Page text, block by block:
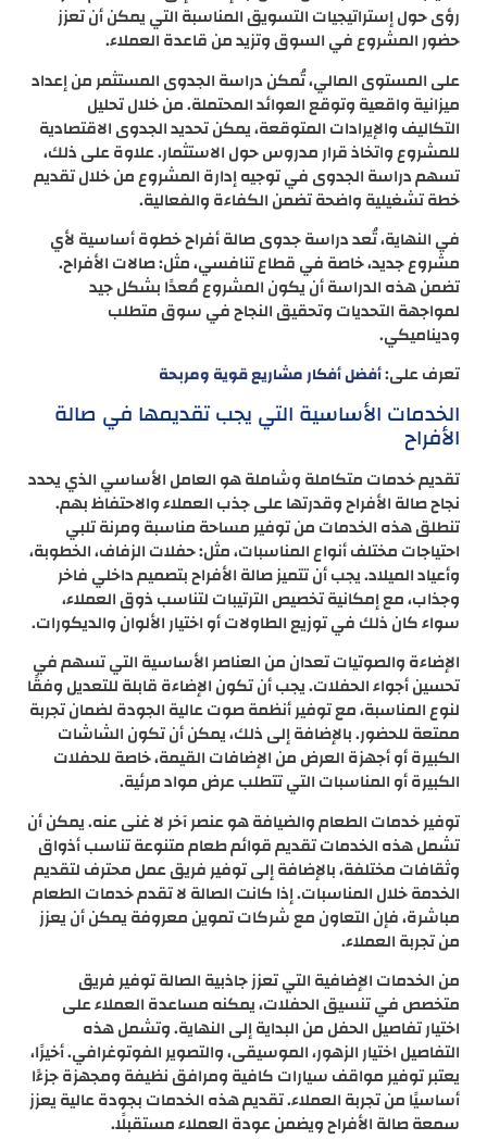
رؤى حول إستراتيجيات التسويق المناسبة التي يمكن أن تعزز
حضور المشروع في السوق وتزيد من قاعدة العملاء.
على المستوى المالي، تُمكن دراسة الجدوى المستثمر من إعداد
ميزانية واقعية وتوقع العوائد المحتملة. من خلال تحليل
التكاليف والإيرادات المتوقعة، يمكن تحديد الجدوى الاقتصادية
للمشروع واتخاذ قرار مدروس حول الاستثمار. علاوة على ذلك،
تسهم دراسة الجدوى في توجيه إدارة المشروع من خلال تقديم
خطة تشغيلية واضحة تضمن الكفاءة والفعالية.
في النهاية، تُعد دراسة جدوى صالة أفراح خطوة أساسية لأي
مشروع جديد، خاصة في قطاع تنافسي، مثل: صالات الأفراح.
تضمن هذه الدراسة أن يكون المشروع مُعدًا بشكل جيد
لمواجهة التحديات وتحقيق النجاح في سوق متطلب
وديناميكي.
تعرف على:أفضل أفكار مشاريع قوية ومربحة
الخدمات الأساسية التي يجب تقديمها في صالة
الأفراح
تقديم خدمات متكاملة وشاملة هو العامل الأساسي الذي يحدد
نجاح صالة الأفراح وقدرتها على جذب العملاء والاحتفاظ بهم.
تنطلق هذه الخدمات من توفير مساحة مناسبة ومرنة تلبي
احتياجات مختلف أنواع المناسبات، مثل: حفلات الزفاف، الخطوبة،
وأعياد الميلاد. يجب أن تتميز صالة الأفراح بتصميم داخلي فاخر
وجذاب، مع إمكانية تخصيص الترتيبات لتناسب ذوق العملاء،
سواء كان ذلك في توزيع الطاولات أو اختيار الألوان والديكورات.
الإضاءة والصوتيات تعدان من العناصر الأساسية التي تسهم في
تحسين أجواء الحفلات. يجب أن تكون الإضاءة قابلة للتعديل وفقًا
لنوع المناسبة، مع توفير أنظمة صوت عالية الجودة لضمان تجربة
ممتعة للحضور. بالإضافة إلى ذلك، يمكن أن تكون الشاشات
الكبيرة أو أجهزة العرض من الإضافات القيمة، خاصة للحفلات
الكبيرة أو المناسبات التي تتطلب عرض مواد مرئية.
توفير خدمات الطعام والضيافة هو عنصر آخر لا غنى عنه. يمكن أن
تشمل هذه الخدمات تقديم قوائم طعام متنوعة تناسب أذواق
وثقافات مختلفة، بالإضافة إلى توفير فريق عمل محترف لتقديم
الخدمة خلال المناسبات. إذا كانت الصالة لا تقدم خدمات الطعام
مباشرة، فإن التعاون مع شركات تموين معروفة يمكن أن يعزز
من تجربة العملاء.
من الخدمات الإضافية التي تعزز جاذبية الصالة توفير فريق
متخصص في تنسيق الحفلات، يمكنه مساعدة العملاء على
اختيار تفاصيل الحفل من البداية إلى النهاية. وتشمل هذه
التفاصيل اختيار الزهور، الموسيقى، والتصوير الفوتوغرافي. أخيرًا،
يعتبر توفير مواقف سيارات كافية ومرافق نظيفة ومجهزة جزءًا
أساسيًا من تجربة العملاء. تقديم هذه الخدمات بجودة عالية يعزز
سمعة صالة الأفراح ويضمن عودة العملاء مستقبلًا.